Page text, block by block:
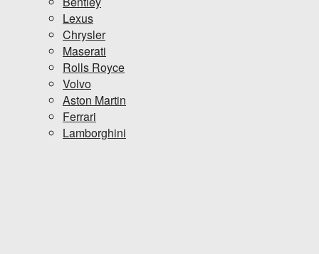
Lexus
Chrysler
Maserati
Rolls Royce
Volvo
Aston Martin
Ferrari
Lamborghini